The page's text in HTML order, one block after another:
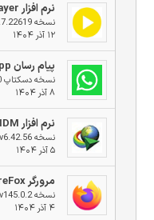
نرم افزار PotPlayer
نسخه v1.7.22619
۱۲ آذر ۱۴۰۴
پیام رسان Whatsapp
نسخه دسکتاپ v2.2586.3.0
۸ آذر ۱۴۰۴
نرم افزار IDM
نسخه v6.42.56
۵ آذر ۱۴۰۴
مرورگر Mozilla FireFox
نسخه v145.0.2
۴ آذر ۱۴۰۴